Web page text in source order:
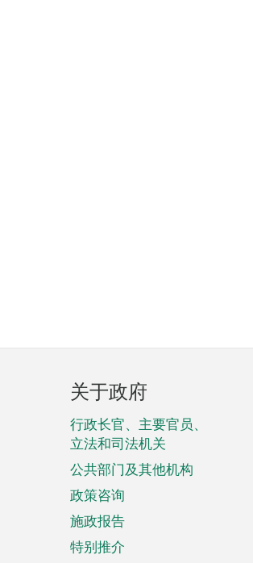
页
脚
菜
单
关于政府
行政长官、主要官员、
立法和司法机关
公共部门及其他机构
政策咨询
施政报告
特别推介